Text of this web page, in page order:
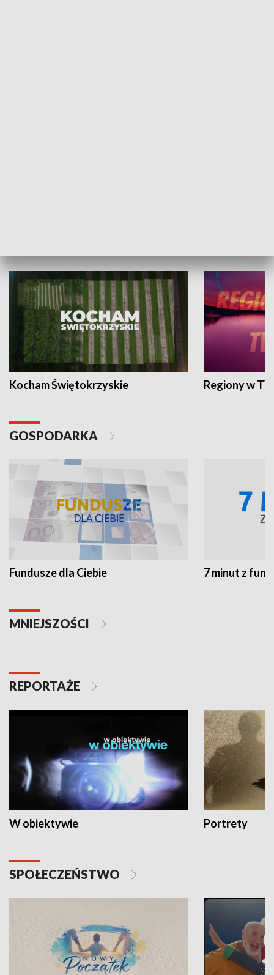
Kocham Świętokrzyskie Regiony w
GOSPODARKA
Fundusze dla Ciebie 7 minut z
MNIEJSZOŚCI
REPORTAŻE
W obiektywie Portrety
SPOŁECZEŃSTWO